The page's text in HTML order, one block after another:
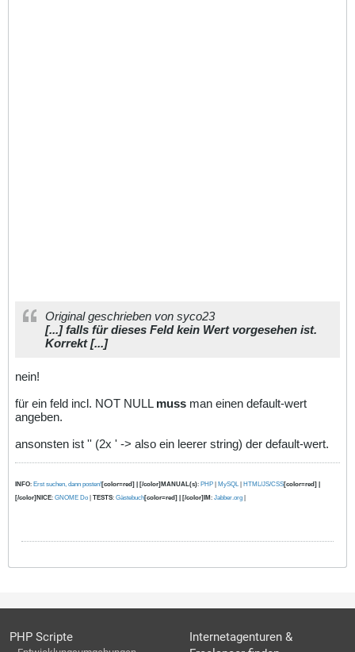
Original geschrieben von syco23
[...] falls für dieses Feld kein Wert vorgesehen ist.
Korrekt [...]
nein!
für ein feld incl. NOT NULL muss man einen default-wert
angeben.
ansonsten ist '' (2x ' -> also ein leerer string) der default-wert.
INFO: Erst suchen, dann posten![color=red] | [/color]MANUAL(s): PHP MySQL| HTML/JS/CSS[color=red] |
[/color]NICE: GNOME Do TESTS: Gästebuch[color=red] | [/color]IM : Jabber.org
PHP Scripte
Internetagenturen &